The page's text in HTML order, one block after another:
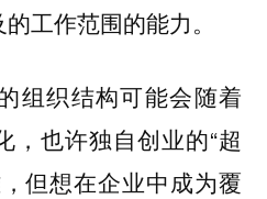
工作范围的能力。
组织结构可能会随着
，也许独自创业的“超
但想在企业中成为覆